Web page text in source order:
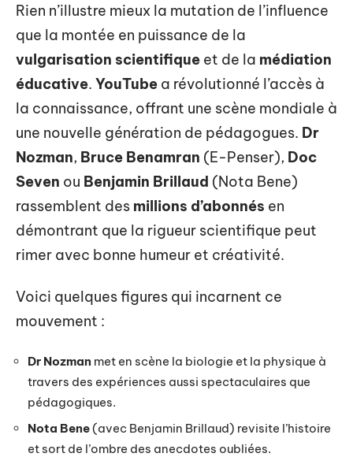
Rien n’illustre mieux la mutation de l’influence
que la montée en puissance de la
vulgarisation scientifique et de la médiation
éducative. YouTube a révolutionné l’accès à
la connaissance, offrant une scène mondiale à
une nouvelle génération de pédagogues. Dr
Nozman, Bruce Benamran (E-Penser), Doc
Seven ou Benjamin Brillaud (Nota Bene)
rassemblent des millions d’abonnés en
démontrant que la rigueur scientifique peut
rimer avec bonne humeur et créativité.
Voici quelques figures qui incarnent ce
mouvement :
Dr Nozman met en scène la biologie et la physique à
travers des expériences aussi spectaculaires que
pédagogiques.
Nota Bene(avec Benjamin Brillaud) revisite l’histoire
et sort de l’ombre des anecdotes oubliées.